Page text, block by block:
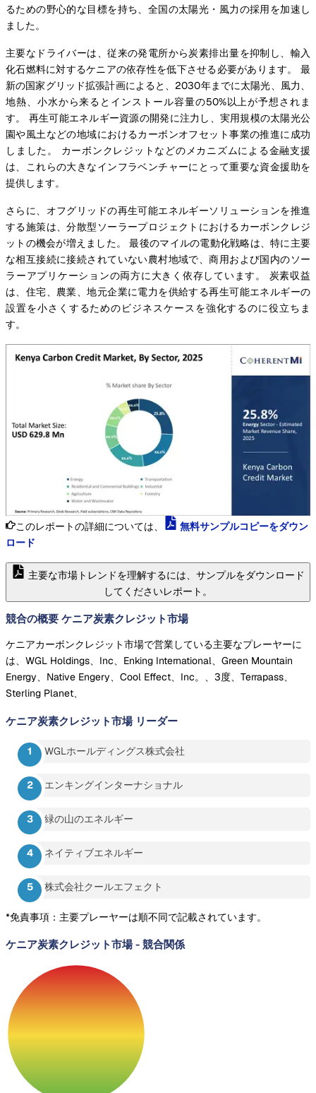
るための野心的な目標を持ち、全国の太陽光・風力の採用を加速し
ました。
主要なドライバーは、従来の発電所から炭素排出量を抑制し、輸入
化石燃料に対するケニアの依存性を低下させる必要があります。 最
新の国家グリッド拡張計画によると、2030年までに太陽光、風力、
地熱、小水から来るとインストール容量の50%以上が予想されま
す。 再生可能エネルギー資源の開発に注力し、実用規模の太陽光公
園や風土などの地域におけるカーボンオフセット事業の推進に成功
しました。 カーボンクレジットなどのメカニズムによる金融支援
は、これらの大きなインフラベンチャーにとって重要な資金援助を
提供します。
さらに、オフグリッドの再生可能エネルギーソリューションを推進
する施策は、分散型ソーラープロジェクトにおけるカーボンクレジ
ットの機会が増えました。 最後のマイルの電動化戦略は、特に主要
な相互接続に接続されていない農村地域で、商用および国内のソー
ラーアプリケーションの両方に大きく依存しています。 炭素収益
は、住宅、農業、地元企業に電力を供給する再生可能エネルギーの
設置を小さくするためのビジネスケースを強化するのに役立ちま
す。
このレポートの詳細については、
無料サンプルコピーをダウン
ロード
主要な市場トレンドを理解するには、サンプルをダウンロード
してくださいレポート。
競合の概要 ケニア炭素クレジット市場
ケニアカーボンクレジット市場で営業している主要なプレーヤーに
は、WGL Holdings、Inc、Enking International、Green Mountain
Energy、Native Engery、Cool Effect、Inc。、3度、Terrapass、
Sterling Planet、
ケニア炭素クレジット市場 リーダー
WGLホールディングス株式会社
エンキングインターナショナル
緑の山のエネルギー
ネイティブエネルギー
株式会社クールエフェクト
*免責事項：主要プレーヤーは順不同で記載されています。
ケニア炭素クレジット市場- 競合関係